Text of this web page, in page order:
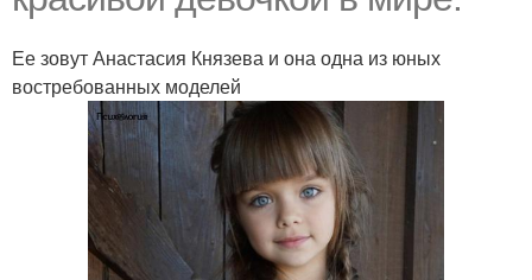
Ее зовут Анастасия Князева и она одна из юных
востребованных моделей